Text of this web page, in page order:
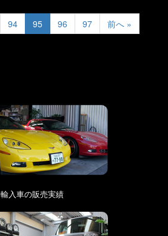
94 95 96 97
前へ »
輸入車の販売実績